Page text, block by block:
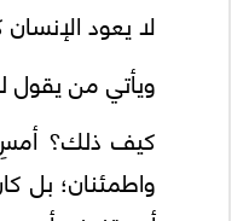
لا يعود
ويأتي من يقول
كيف ذلك؟
واطمئنان؛ بل